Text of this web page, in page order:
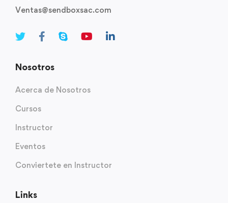
Ventas@sendboxsac.com
Nosotros
Acerca de Nosotros
Cursos
Instructor
Eventos
Conviertete en Instructor
Links